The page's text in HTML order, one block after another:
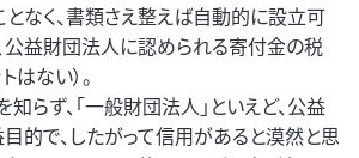
なく、書類さえ整えば自動的に設立可
公益財団法人に認められる寄付金の税
はない）。
知らず、「一般財団法人」といえど、公益
的で、したがって信用があると漠然と思